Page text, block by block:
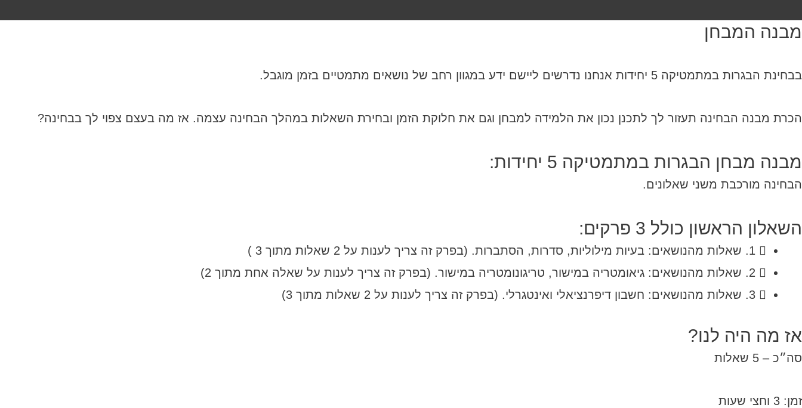
מבנה המבחן
בבחינת הבגרות במתמטיקה 5 יחידות אנחנו נדרשים ליישם ידע במגוון רחב של נושאים מתמטיים בזמן מוגבל.
הכרת מבנה הבחינה תעזור לך לתכנן נכון את הלמידה למבחן וגם את חלוקת הזמן ובחירת השאלות במהלך הבחינה עצמה. אז מה בעצם צפוי לך בבחינה?
מבנה מבחן הבגרות במתמטיקה 5 יחידות:
הבחינה מורכבת משני שאלונים.
השאלון הראשון כולל 3 פרקים:
1. שאלות מהנושאים: בעיות מילוליות, סדרות, הסתברות. (בפרק זה צריך לענות על 2 שאלות מתוך 3 )
2. שאלות מהנושאים: גיאומטריה במישור, טריגונומטריה במישור. (בפרק זה צריך לענות על שאלה אחת מתוך 2)
3. שאלות מהנושאים: חשבון דיפרנציאלי ואינטגרלי. (בפרק זה צריך לענות על 2 שאלות מתוך 3)
אז מה היה לנו?
סה״כ – 5 שאלות
זמן: 3 וחצי שעות